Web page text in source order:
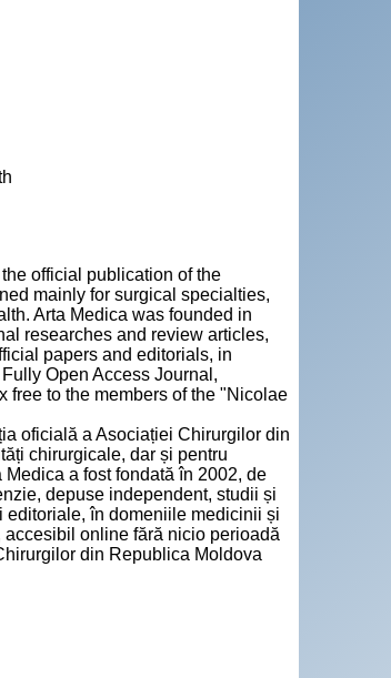
official publication of the
mainly for surgical specialties,
Arta Medica was founded in
researches and review articles,
papers and editorials, in
Open Access Journal,
free to the members of the "Nicolae
oficială a Asociației Chirurgilor din
chirurgicale, dar și pentru
a fost fondată în 2002, de
depuse independent, studii și
editoriale, în domeniile medicinii și
online fără nicio perioadă
din Republica Moldova